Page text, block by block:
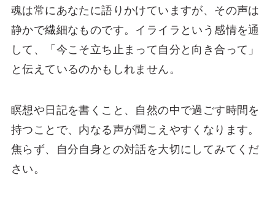
魂は常にあなたに語りかけていますが、その声は
静かで繊細なものです。イライラという感情を通
して、「今こそ立ち止まって自分と向き合って」
と伝えているのかもしれません。
瞑想や日記を書くこと、自然の中で過ごす時間を
持つことで、内なる声が聞こえやすくなります。
焦らず、自分自身との対話を大切にしてみてくだ
さい。